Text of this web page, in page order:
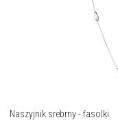
Naszyjnik srebrny - fasolki